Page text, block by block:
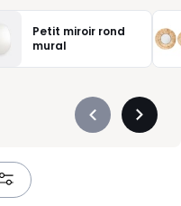
Petit miroir rond
mural
Précédent